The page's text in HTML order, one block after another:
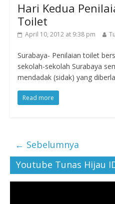
Hari Kedua
Toilet
April 10, 2012 at 9:38 pm
Surabaya- Penilaian toilet
sekolah-sekolah Surabaya
mendadak (sidak) yang
Read more
← Sebelumnya
Youtube Tunas Hijau